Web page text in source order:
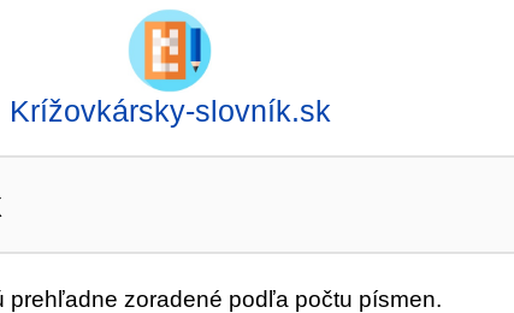
Krížovkársky-slovník.sk
zoradené podľa počtu písmen.